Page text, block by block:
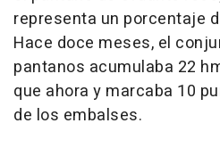
representa un porcentaje
Hace doce meses, el
pantanos acumulaba 22
que ahora y marcaba 10
de los embalses.